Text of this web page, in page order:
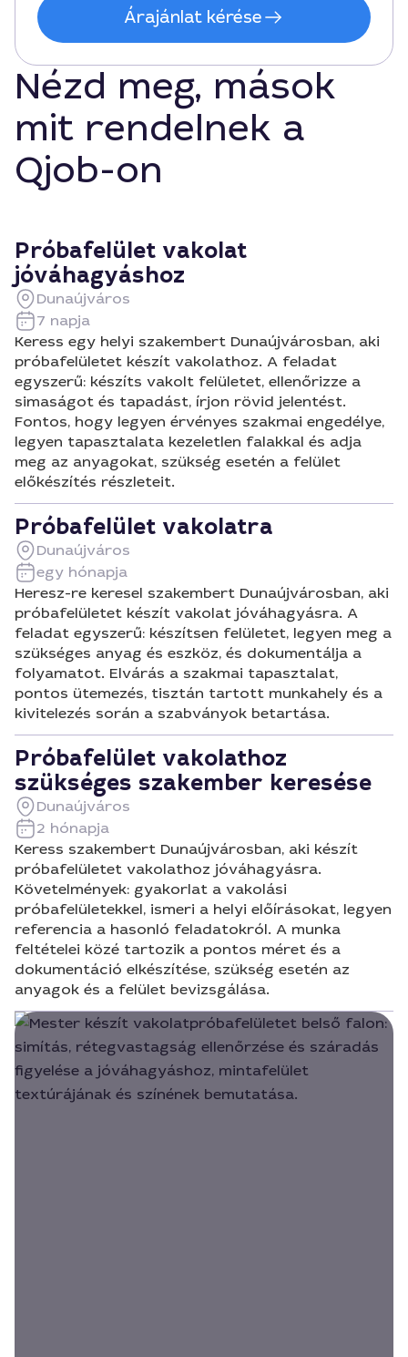
Árajánlat kérése
Nézd meg, mások
mit rendelnek a
Qjob-on
Próbafelület vakolat
jóváhagyáshoz
Dunaújváros
7 napja
Keress egy helyi szakembert Dunaújvárosban, aki
próbafelületet készít vakolathoz. A feladat
egyszerű: készíts vakolt felületet, ellenőrizze a
simaságot és tapadást, írjon rövid jelentést.
Fontos, hogy legyen érvényes szakmai engedélye,
legyen tapasztalata kezeletlen falakkal és adja
meg az anyagokat, szükség esetén a felület
előkészítés részleteit.
Próbafelület vakolatra
Dunaújváros
egy hónapja
Heresz-re keresel szakembert Dunaújvárosban, aki
próbafelületet készít vakolat jóváhagyásra. A
feladat egyszerű: készítsen felületet, legyen meg a
szükséges anyag és eszköz, és dokumentálja a
folyamatot. Elvárás a szakmai tapasztalat,
pontos ütemezés, tisztán tartott munkahely és a
kivitelezés során a szabványok betartása.
Próbafelület vakolathoz
szükséges szakember keresése
Dunaújváros
2 hónapja
Keress szakembert Dunaújvárosban, aki készít
próbafelületet vakolathoz jóváhagyásra.
Követelmények: gyakorlat a vakolási
próbafelületekkel, ismeri a helyi előírásokat, legyen
referencia a hasonló feladatokról. A munka
feltételei közé tartozik a pontos méret és a
dokumentáció elkészítése, szükség esetén az
anyagok és a felület bevizsgálása.